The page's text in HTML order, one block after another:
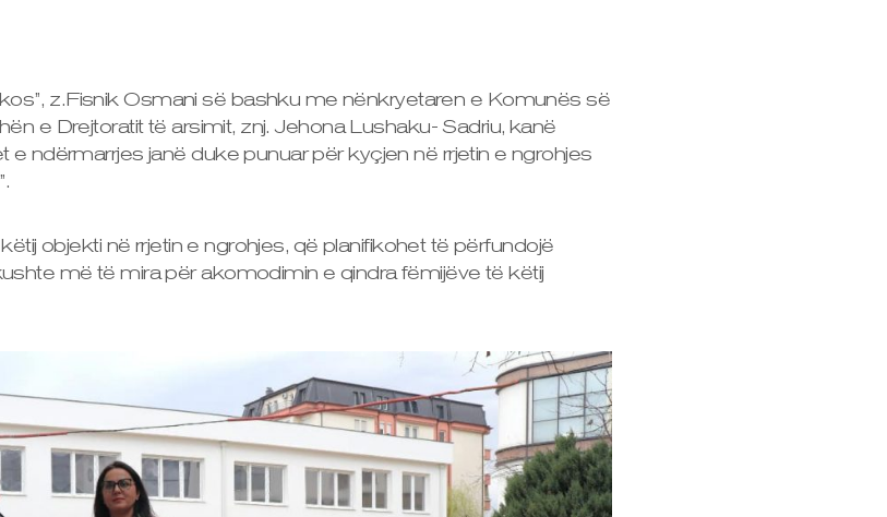
z.Fisnik Osmani së bashku me nënkryetaren e Komunës së
e Drejtoratit të arsimit, znj. Jehona Lushaku- Sadriu, kanë
e ndërmarrjes janë duke punuar për kyçjen në rrjetin e ngrohjes
objekti në rrjetin e ngrohjes, që planifikohet të përfundojë
më të mira për akomodimin e qindra fëmijëve të këtij